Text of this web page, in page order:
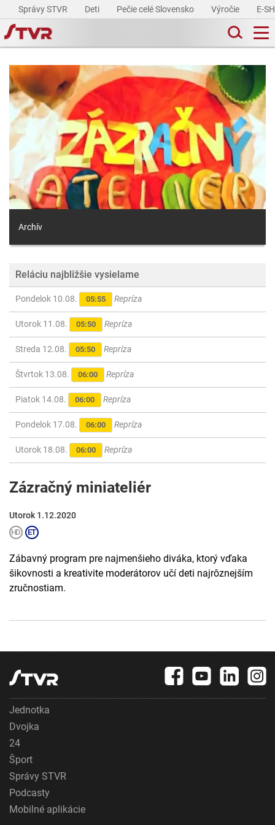
Správy STVR Deti Pečie celé Slovensko Výročie E-
Archív
Reláciu najbližšie vysielame
Pondelok 10.08. 05:55 Repríza
Utorok 11.08. 05:50 Repríza
Streda 12.08. 05:50 Repríza
Štvrtok 13.08. 06:00 Repríza
Piatok 14.08. 06:00 Repríza
Pondelok 17.08. 06:00 Repríza
Utorok 18.08. 06:00 Repríza
Zázračný miniateliér
Utorok 1.12.2020
Zábavný program pre najmenšieho diváka, ktorý vďaka
šikovnosti a kreativite moderátorov učí deti najrôznejším
zručnostiam.
Jednotka
Dvojka
24
Šport
Správy STVR
Podcasty
Mobilné aplikácie